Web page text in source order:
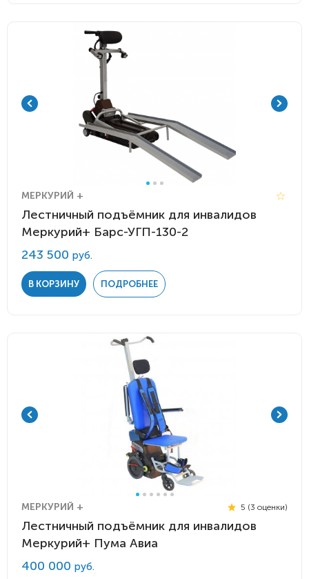
МЕРКУРИЙ +
Лестничный подъёмник для инвалидов
Меркурий+ Барс-УГП-130-2
243 500 руб.
В КОРЗИНУ ПОДРОБНЕЕ
МЕРКУРИЙ + 5 (3 оценки)
Лестничный подъёмник для инвалидов
Меркурий+ Пума Авиа
400 000 руб.